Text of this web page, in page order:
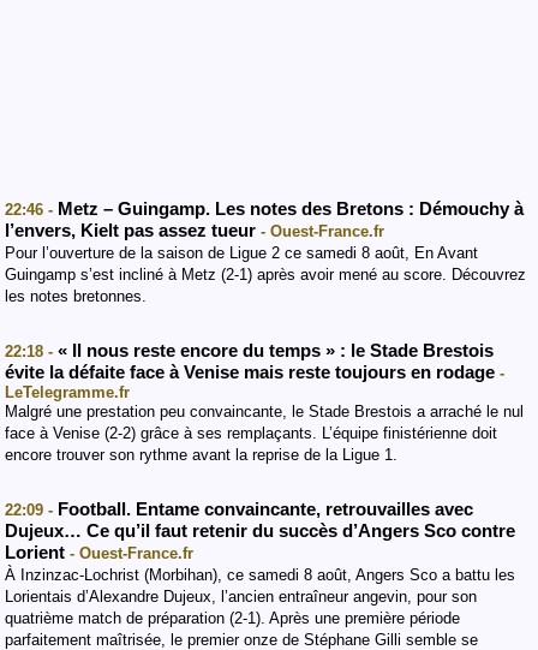
22:46 - Metz – Guingamp. Les notes des Bretons : Démouchy à
l’envers, Kielt pas assez tueur - Ouest-France.fr
Pour l’ouverture de la saison de Ligue 2 ce samedi 8 août, En Avant
Guingamp s’est incliné à Metz (2-1) après avoir mené au score. Découvrez
les notes bretonnes.
22:18 - « Il nous reste encore du temps » : le Stade Brestois
évite la défaite face à Venise mais reste toujours en rodage -
LeTelegramme.fr
Malgré une prestation peu convaincante, le Stade Brestois a arraché le nul
face à Venise (2-2) grâce à ses remplaçants. L’équipe finistérienne doit
encore trouver son rythme avant la reprise de la Ligue 1.
22:09 - Football. Entame convaincante, retrouvailles avec
Dujeux… Ce qu’il faut retenir du succès d’Angers Sco contre
Lorient - Ouest-France.fr
À Inzinzac-Lochrist (Morbihan), ce samedi 8 août, Angers Sco a battu les
Lorientais d’Alexandre Dujeux, l’ancien entraîneur angevin, pour son
quatrième match de préparation (2-1). Après une première période
parfaitement maîtrisée, le premier onze de Stéphane Gilli semble se